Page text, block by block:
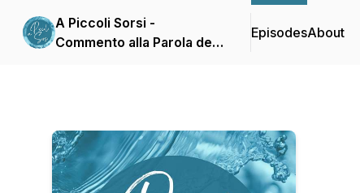
A Piccoli Sorsi -
Commento alla Parola del
EpisodesAbout